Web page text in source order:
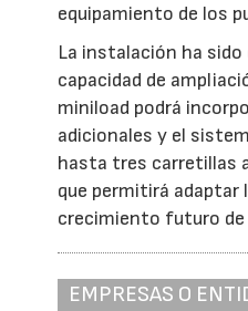
equipamiento de los
La instalación ha sido
capacidad de
miniload podrá
adicionales y el
hasta tres carretillas
que permitirá
crecimiento futuro de
EMPRESAS O